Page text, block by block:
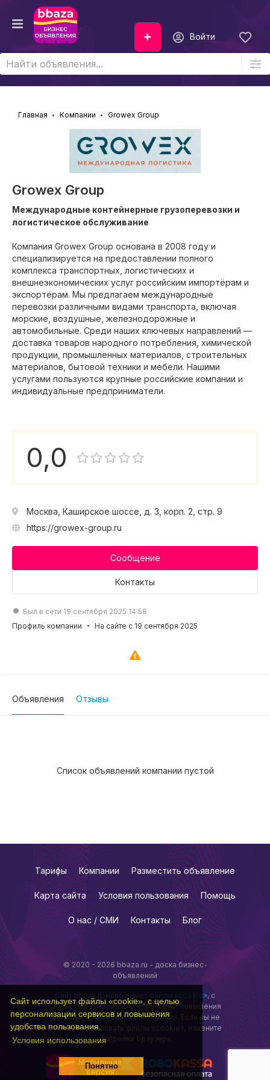
Сайт использует файлы «cookie», с целью
персонализации сервисов и повышения
удобства пользования.
Условия использования
Понятно
Войти
Главная Компании Growex Group
Growex Group
Международные контейнерные грузоперевозки и
логистическое обслуживание
Компания Growex Group основана в 2008 году и
специализируется на предоставлении полного
комплекса транспортных, логистических и
внешнеэкономических услуг российским импортёрам и
экспортёрам. Мы предлагаем международные
перевозки различными видами транспорта, включая
морские, воздушные, железнодорожные и
автомобильные. Среди наших ключевых направлений —
доставка товаров народного потребления, химической
продукции, промышленных материалов, строительных
материалов, бытовой техники и мебели. Нашими
услугами пользуются крупные российские компании и
индивидуальные предприниматели.
0,0
Москва, Каширское шоссе, д. 3, корп. 2, стр. 9
https://growex-group.ru
Сообщение
Контакты
Был в сети 19 сентября 2025 14:58
Профиль компании
На сайте с 19 сентября 2025
Объявления Отзывы
Список объявлений компании пустой
© 2020 - 2026 bbaza.ru - доска бизнес-
объявлений
Сайт bbaza.ru использует файлы «cookie», с
целью персонализации сервисов и повышения
удобства пользования веб-сайтом. Если вы не
хотите использовать файлы «cookie», измените
настройки браузера.
Мобильная
версия
Тарифы Компании Разместить объявление
Карта сайта Условия пользования Помощь
О нас / СМИ Контакты Блог